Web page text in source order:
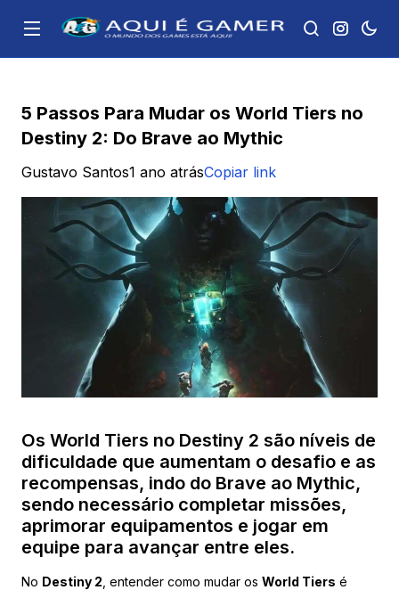
5 Passos Para Mudar os World Tiers no
Destiny 2: Do Brave ao Mythic
Gustavo Santos1 ano atrásCopiar link
Os World Tiers no Destiny 2 são níveis de
dificuldade que aumentam o desafio e as
recompensas, indo do Brave ao Mythic,
sendo necessário completar missões,
aprimorar equipamentos e jogar em
equipe para avançar entre eles.
No Destiny 2 , entender como mudar os World Tiers é